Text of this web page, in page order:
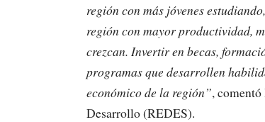
región con más jóvenes
región con mayor productividad,
crezcan. Invertir en becas,
programas que desarrollen
económico de la región”,
Desarrollo (REDES).